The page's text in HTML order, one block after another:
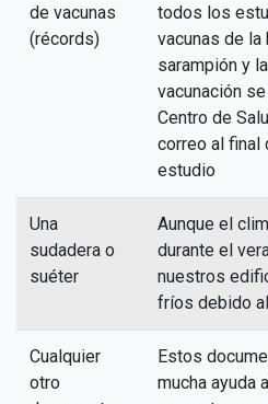
de vacunas
(récords)
todos los
vacunas de
sarampión y
vacunación
Centro de
correo al final
estudio
Una
sudadera o
suéter
Aunque el
durante el
nuestros
fríos debido
Cualquier
otro
Estos
mucha ayuda